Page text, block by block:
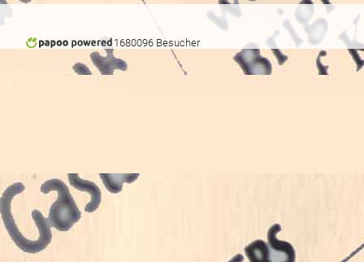
1680096 Besucher